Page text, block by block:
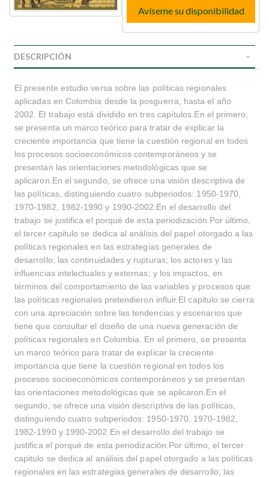
Avíseme su disponibilidad
DESCRIPCIÓN
El presente estudio versa sobre las políticas regionales
aplicadas en Colombia desde la posguerra, hasta el año
2002. El trabajo está dividido en tres capítulos.En el primero,
se presenta un marco teórico para tratar de explicar la
creciente importancia que tiene la cuestión regional en todos
los procesos socioeconómicos contemporáneos y se
presentan las orientaciones metodológicas que se
aplicaron.En el segundo, se ofrece una visión descriptiva de
las políticas, distinguiendo cuatro subperiodos: 1950-1970,
1970-1982, 1982-1990 y 1990-2002.En el desarrollo del
trabajo se justifica el porqué de esta periodización.Por último,
el tercer capitulo se dedica al análisis del papel otorgado a las
políticas regionales en las estrategias generales de
desarrollo; las continuidades y rupturas; los actores y las
influencias intelectuales y externas; y los impactos, en
términos del comportamiento de las variables y procesos que
las políticas regionales pretendieron influir.El capitulo se cierra
con una apreciación sobre las tendencias y escenarios que
tiene que consultar el diseño de una nueva generación de
políticas regionales en Colombia. En el primero, se presenta
un marco teórico para tratar de explicar la creciente
importancia que tiene la cuestión regional en todos los
procesos socioeconómicos contemporáneos y se presentan
las orientaciones metodológicas que se aplicaron.En el
segundo, se ofrece una visión descriptiva de las políticas,
distinguiendo cuatro subperiodos: 1950-1970, 1970-1982,
1982-1990 y 1990-2002.En el desarrollo del trabajo se
justifica el porqué de esta periodización.Por último, el tercer
capitulo se dedica al análisis del papel otorgado a las políticas
regionales en las estrategias generales de desarrollo; las